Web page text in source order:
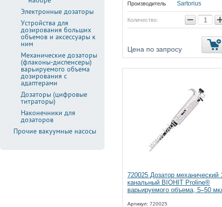
Производитель Sartorius
Количество: −
Цена по запросу
720025 Дозатор механический
канальный BIOHIT Proline®
варьируемого объема, 5–50
Артикул: 720025
Электронные дозаторы
Устройства для
дозирования больших
объемов и аксессуары к
ним
Механические дозаторы
(флаконы-диспенсеры)
варьируемого объема
дозирования с
адаптерами
Дозаторы (цифровые
титраторы)
Наконечники для
дозаторов
Прочие вакуумные насосы